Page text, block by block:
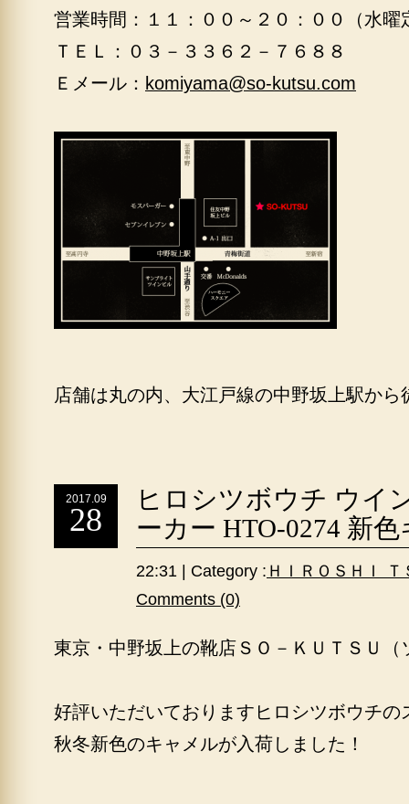
営業時間：１１：００～２０：００（水曜
ＴＥＬ：０３－３３６２－７６８８
Ｅメール： komiyama@so-kutsu.com
店舗は丸の内、大江戸線の中野坂上駅から
2017.09
28
ヒロシツボウチ ウイ
ーカー HTO-0274 新
22:31 | Category : ＨＩＲＯＳＨＩ
Comments (0)
東京・中野坂上の靴店ＳＯ－ＫＵＴＳＵ（
好評いただいておりますヒロシツボウチの
秋冬新色のキャメルが入荷しました！